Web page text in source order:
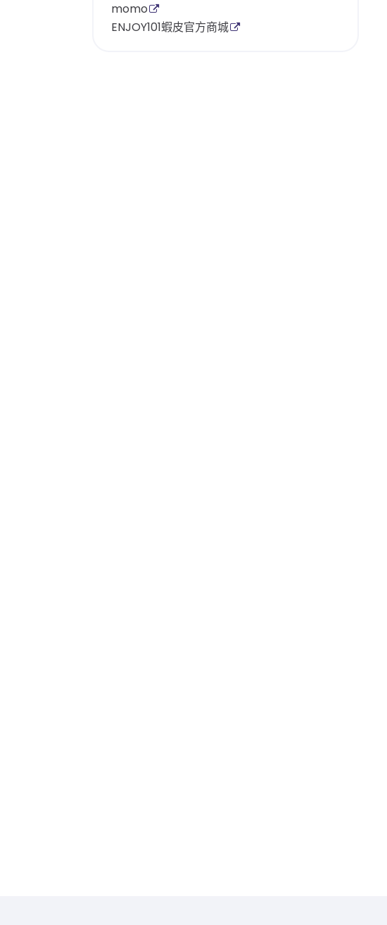
momo
ENJOY101蝦皮官方商城